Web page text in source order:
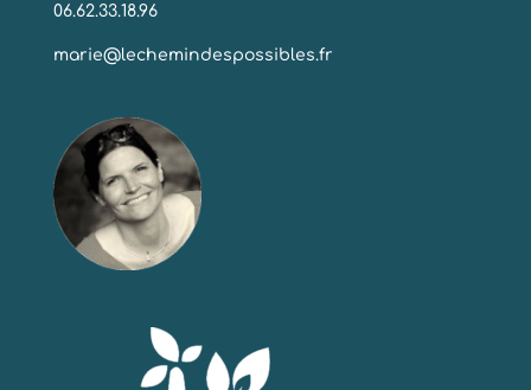
06.62.33.18.96
marie@lechemindespossibles.fr